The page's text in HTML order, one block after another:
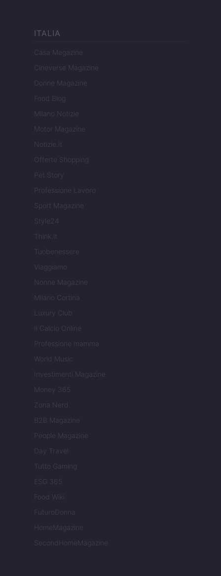
ITALIA
Casa Magazine
Cineverse Magazine
Donne Magazine
Food Blog
Milano Notizie
Motor Magazine
Notizie.it
Offerte Shopping
Pet Story
Professione Lavoro
Sport Magazine
Style24
Think.it
Tuobenessere
Viaggiamo
Nonne Magazine
Milano Cortina
Luxury Club
Il Calcio Online
Professione mamma
World Music
Investimenti Magazine
Money 365
Zona Nerd
B2B Magazine
People Magazine
Day Travel
Tutto Gaming
ESG 365
Food Wiki
FuturoDonna
HomeMagazine
SecondHomeMagazine